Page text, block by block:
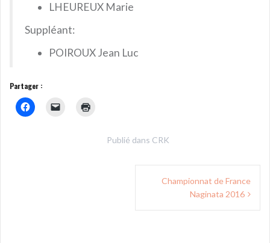
LHEUREUX Marie
Suppléant:
POIROUX Jean Luc
Partager :
Publié dans CRK
Championnat de France
Naginata 2016